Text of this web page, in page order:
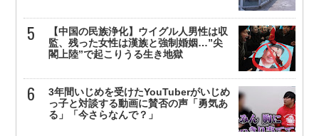
【中国の民族浄化】ウイグル人男性は収
監、残った女性は漢族と強制婚姻…”尖
閣上陸”で起こりうる生き地獄
3年間いじめを受けたYouTuberがいじめ
っ子と対談する動画に賛否の声「勇気あ
る」「今さらなんで？」